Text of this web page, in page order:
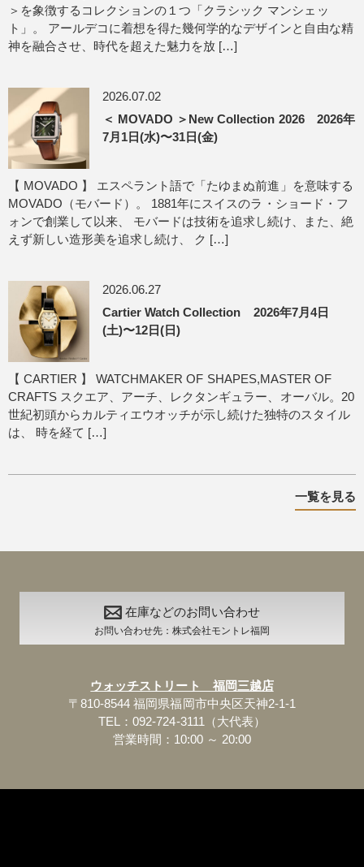
＞を象徴するコレクションの１つ「クラシック マンシェッ
ト」。 アールデコに着想を得た幾何学的なデザインと自由な精
神を融合させ、時代を超えた魅力を放 […]
2026.07.02
＜ MOVADO ＞New Collection 2026 2026年
7月1日(水)〜31日(金)
【 MOVADO 】 エスペラント語で「たゆまぬ前進」を意味する
MOVADO（モバード）。 1881年にスイスのラ・ショード・フ
ォンで創業して以来、 モバードは技術を追求し続け、また、絶
えず新しい造形美を追求し続け、 ク […]
2026.06.27
Cartier Watch Collection 2026年7月4日
(土)〜12日(日)
【 CARTIER 】 WATCHMAKER OF SHAPES,MASTER OF
CRAFTS スクエア、アーチ、レクタンギュラー、オーバル。20
世紀初頭からカルティエウオッチが示し続けた独特のスタイル
は、 時を経て […]
一覧を見る
在庫などのお問い合わせ
お問い合わせ先：株式会社モントレ福岡
ウォッチストリート 福岡三越店
〒810-8544 福岡県福岡市中央区天神2-1-1
TEL：092-724-3111（大代表）
営業時間：10:00 ～ 20:00